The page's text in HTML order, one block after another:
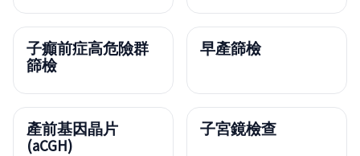
子癲前症高危險群
篩檢
早產篩檢
產前基因晶片
(aCGH)
子宮鏡檢查